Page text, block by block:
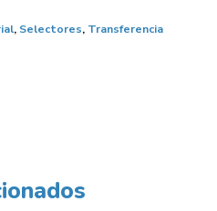
, Selectores, Transferencia